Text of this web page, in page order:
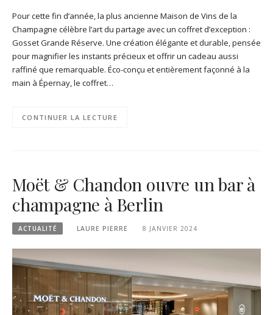
Pour cette fin d’année, la plus ancienne Maison de Vins de la
Champagne célèbre l’art du partage avec un coffret d’exception :
Gosset Grande Réserve. Une création élégante et durable, pensée
pour magnifier les instants précieux et offrir un cadeau aussi
raffiné que remarquable. Éco-conçu et entièrement façonné à la
main à Épernay, le coffret…
CONTINUER LA LECTURE
Moët & Chandon ouvre un bar à
champagne à Berlin
ACTUALITÉ LAURE PIERRE 8 JANVIER 2024